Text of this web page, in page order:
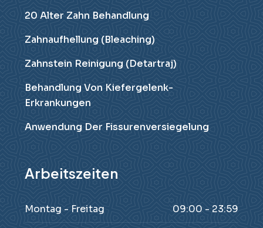
20 Alter Zahn Behandlung
Zahnaufhellung (Bleaching)
Zahnstein Reinigung (Detartraj)
Behandlung Von Kiefergelenk-
Erkrankungen
Anwendung Der Fissurenversiegelung
Arbeitszeiten
Montag - Freitag 09:00 - 23:59